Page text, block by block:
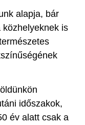
alapja, bár
közhelyeknek is
időszakok,
év alatt csak a